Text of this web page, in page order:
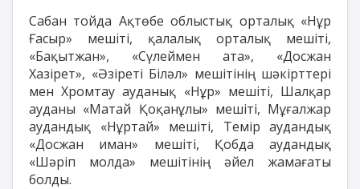
Сабан тойда Ақтөбе облыстық орталық «Нұр
Ғасыр» мешіті, қалалық орталық мешіті,
«Бақытжан», «Сүлеймен ата», «Досжан
Хазірет», «Әзіреті Біләл» мешітінің шәкірттері
мен Хромтау ауданық «Нұр» мешіті, Шалқар
ауданы «Матай Қоқанұлы» мешіті, Мұғалжар
аудандық «Нұртай» мешіті, Темір аудандық
«Досжан иман» мешіті, Қобда аудандық
«Шәріп молда» мешітінің әйел жамағаты
болды.